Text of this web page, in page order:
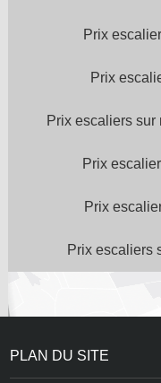
Prix
Prix
Prix escaliers
Prix
Prix
Prix escaliers
PLAN DU SITE